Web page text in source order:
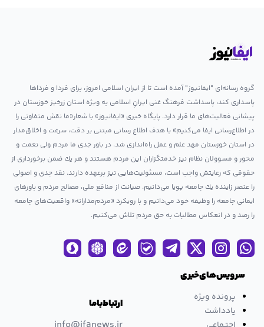
گروه رسانه‌ای "ایفانیوز" آمده است تا از ایران اسلامی امروز، برای فردا و فرداها
پاسداری کند، پاسداشت فرهنگ غنی ایرانِ اسلامی به ویژه استان زرخیز خوزستان در
پیشانی فعالیت‌های ما قرار دارد. پایگاه خبری «ایفانیوز» با شعار«ما نقش متفاوتی را
در اطلاع‌رسانی ایفا می‌کنیم» با هدف اطلاع رسانی مبتنی بر دقت، سرعت و اخلاق‌مدار
در استان خوزستان مهد علم و عمل راه‌اندازی شد. در باور جدی ما مردم ولی نعمت و
محور و مسوولان نظام نیز خدمتگزاران این مردم هستند و هر یك ضمن برخورداری از
حقوقی كه رعایتش واجب است، مسئولیت‌هایی نیز برعهده دارند. نقد جدی و اصولی
را عنصر زاینده یك جامعه پویا می‌دانیم. صیانت از منافع ملی، مصالح مردم و باورهای
ایمانی جامعه را وظیفه خود می‌دانیم و با رویكرد «مردم‌مدارانه‌» واقعیت‌های جامعه
را رصد و در انعکاس مطالبات به حق مردم تلاش می‌كنیم.
سرویس های خبری
پرونده ویژه
یادداشت
ارتباط با ما